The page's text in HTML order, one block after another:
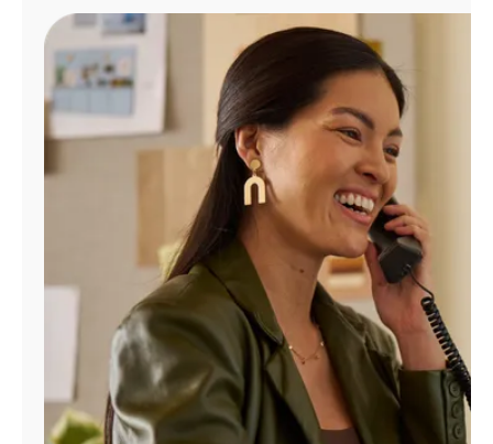
Administrar
cuenta
Encuentra
tienda